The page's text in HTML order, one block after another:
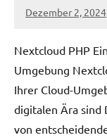
Dezember 2, 2024
admin
Nextcloud PHP
Umgebung
Ihrer Cloud-
digitalen Ära sind
von